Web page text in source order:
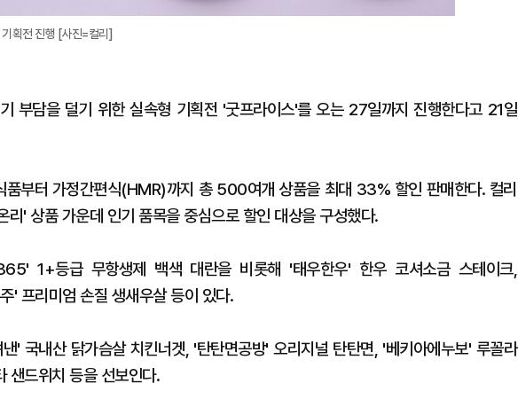
획전 진행 [사진=컬리]
부담을 덜기 위한 실속형 기획전 '굿프라이스'를 오는 27일까지 진행한다고 21일
품부터 가정간편식(HMR)까지 총 500여개 상품을 최대 33% 할인 판매한다. 컬리
리' 상품 가운데 인기 품목을 중심으로 할인 대상을 구성했다.
1+등급 무항생제 백색 대란을 비롯해 '태우한우' 한우 코셔소금 스테이크,
' 프리미엄 손질 생새우살 등이 있다.
' 국내산 닭가슴살 치킨너겟, '탄탄면공방' 오리지널 탄탄면, '베키아에누보' 루꼴라
샌드위치 등을 선보인다.